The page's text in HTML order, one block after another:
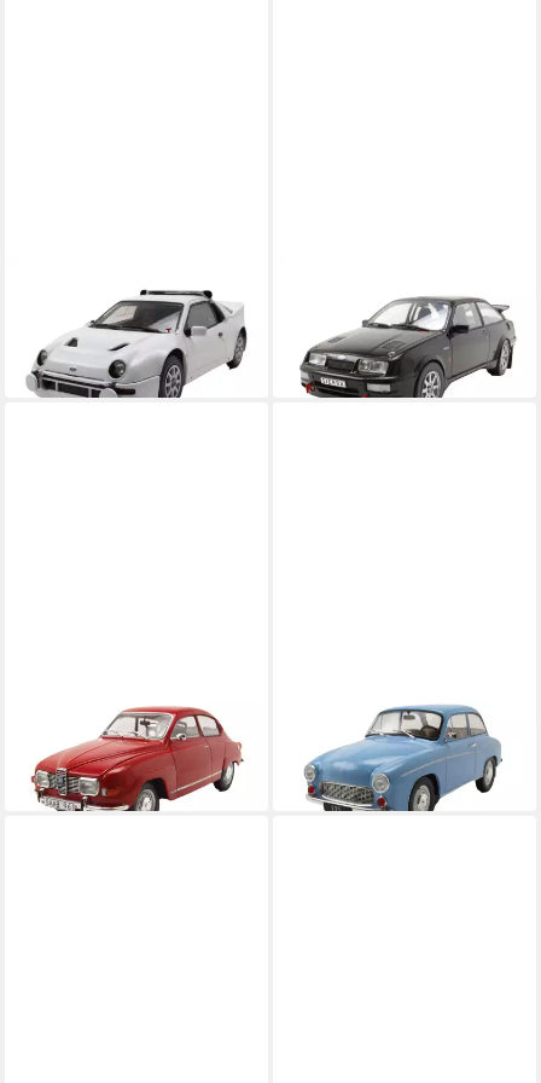
Modellauto Ford RS 200
1984 weiß
35,40 €
in 4-5 Werktagen bei dir
Modellauto Ford Sierra RS
Cosworth 1987 schwarz
35,40 €
in 4-5 Werktagen bei dir
Modellauto Saab 96 V4 1970
35,40 €
in 4-5 Werktagen bei dir
Modellauto Syrena 105 1975
hellblau
35,40 €
in 4-5 Werktagen bei dir